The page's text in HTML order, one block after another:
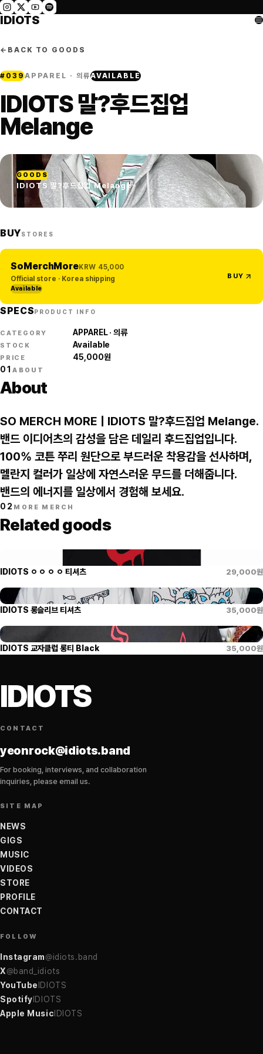
IDIOTS
← BACK TO GOODS
# 039APPAREL · 의류AVAILABLE
IDIOTS 말?후드집업
Melange
GOODS
IDIOTS 말?후드집업 Melange
BUYSTORES
SoMerchMoreKRW 45,000
Official store · Korea shipping
Available
BUY
SPECSPRODUCT INFO
CATEGORY APPAREL · 의류
STOCK Available
PRICE 45,000원
01ABOUT
About
SO MERCH MORE | IDIOTS 말?후드집업 Melange.
밴드 이디어츠의 감성을 담은 데일리 후드집업입니다.
100% 코튼 쭈리 원단으로 부드러운 착용감을 선사하며,
멜란지 컬러가 일상에 자연스러운 무드를 더해줍니다.
밴드의 에너지를 일상에서 경험해 보세요.
02 MORE MERCH
Related goods
IDIOTS ㅇ ㅇ ㅇ ㅇ 티셔츠 29,000원
IDIOTS 롱슬리브 티셔츠 35,000원
IDIOTS 교자클럽 롱티 Black 35,000원
IDIOTS
CONTACT
yeonrock@idiots.band
For booking, interviews, and collaboration
inquiries, please email us.
SITE MAP
NEWS
GIGS
MUSIC
VIDEOS
STORE
PROFILE
CONTACT
FOLLOW
Instagram@idiots.band
X@band_idiots
YouTube IDIOTS
Spotify IDIOTS
Apple Music IDIOTS